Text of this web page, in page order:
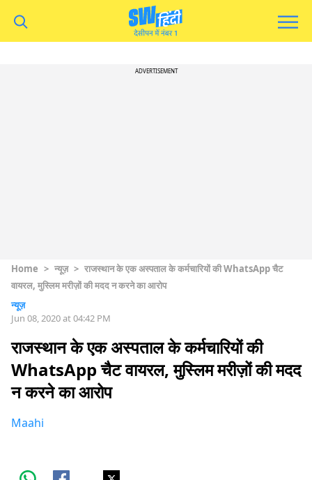
ADVERTISEMENT
Home > न्यूज़ > राजस्थान के एक अस्पताल के कर्मचारियों की WhatsApp चैट
वायरल, मुस्लिम मरीज़ों की मदद न करने का आरोप
न्यूज़
Jun 08, 2020 at 04:42 PM
राजस्थान के एक अस्पताल के कर्मचारियों की
WhatsApp चैट वायरल, मुस्लिम मरीज़ों की मदद
न करने का आरोप
Maahi